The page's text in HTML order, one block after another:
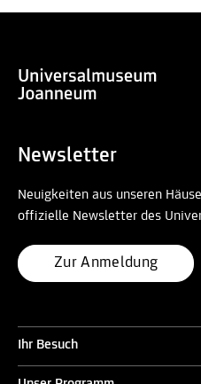
Newsletter
Neuigkeiten aus unseren
offizielle Newsletter des
Zur Anmeldung
Ihr Besuch